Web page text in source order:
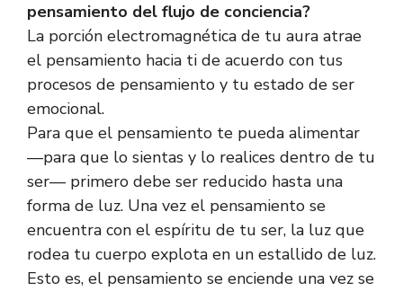
pensamiento del flujo de conciencia?
La porción electromagnética de tu aura atrae
el pensamiento hacia ti de acuerdo con tus
procesos de pensamiento y tu estado de ser
emocional.
Para que el pensamiento te pueda alimentar
—para que lo sientas y lo realices dentro de tu
ser— primero debe ser reducido hasta una
forma de luz. Una vez el pensamiento se
encuentra con el espíritu de tu ser, la luz que
rodea tu cuerpo explota en un estallido de luz.
Esto es, el pensamiento se enciende una vez se